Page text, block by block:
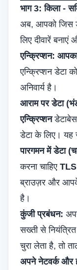
भाग 3: किला -
अब, आपको जिस
लिए दीवारें बनाएं
एन्क्रिप्शन:
एन्क्रिप्शन डेटा
अनिवार्य है।
आराम पर डेटा
एन्क्रिप्शन
डेटा के लिए। यह
पारगमन में डेटा
करना चाहिए
ब्राउज़र और आपके
है।
कुंजी प्रबंधन:
सख्ती से
चुरा लेता है, तो
अपने नेटवर्क और